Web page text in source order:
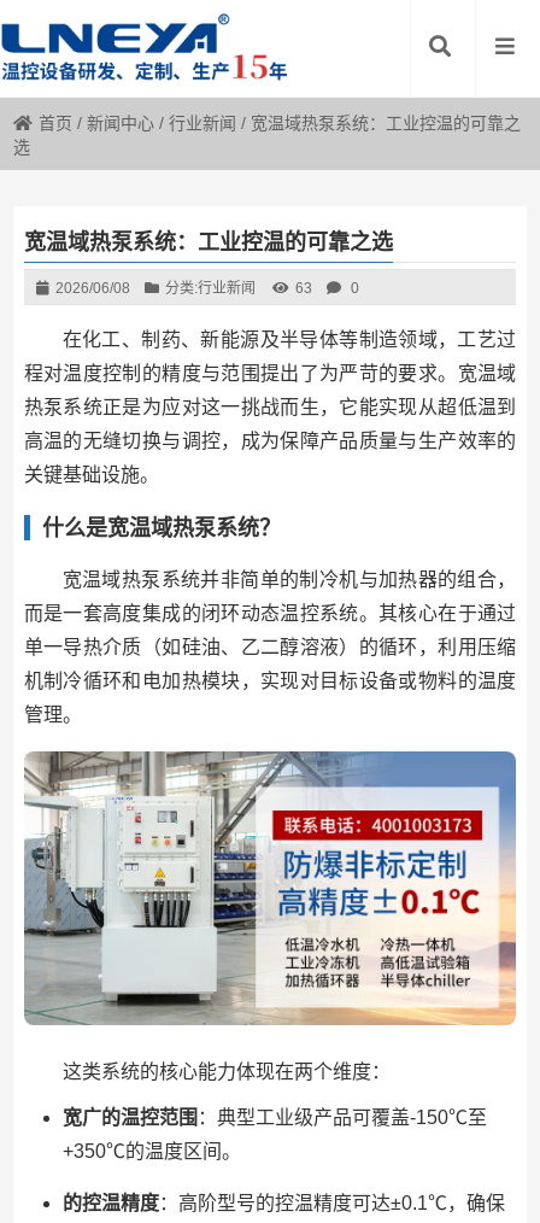
首页 /新闻中心 /行业新闻 / 宽温域热泵系统：工业控温的可靠之
选
宽温域热泵系统：工业控温的可靠之选
2026/06/08 分类:行业新闻 63 0
在化工、制药、新能源及半导体等制造领域，工艺过
程对温度控制的精度与范围提出了为严苛的要求。宽温域
热泵系统正是为应对这一挑战而生，它能实现从超低温到
高温的无缝切换与调控，成为保障产品质量与生产效率的
关键基础设施。
什么是宽温域热泵系统？
宽温域热泵系统并非简单的制冷机与加热器的组合，
而是一套高度集成的闭环动态温控系统。其核心在于通过
单一导热介质（如硅油、乙二醇溶液）的循环，利用压缩
机制冷循环和电加热模块，实现对目标设备或物料的温度
管理。
这类系统的核心能力体现在两个维度：
宽广的温控范围 ：典型工业级产品可覆盖-150℃至
+350℃的温度区间。
的控温精度：高阶型号的控温精度可达±0.1℃，确保